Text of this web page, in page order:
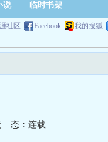
说 临时书架
社区 Facebook 我的搜狐
态：连载